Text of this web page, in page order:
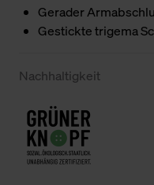
Gerader
Gestickte trigema
Nachhaltigkeit